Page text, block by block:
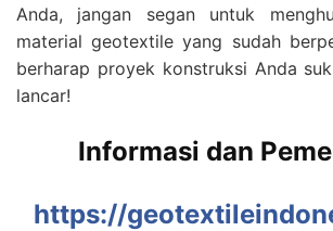
Anda, jangan segan untuk
material geotextile yang sudah
berharap proyek konstruksi Anda
lancar!
Informasi dan
https://